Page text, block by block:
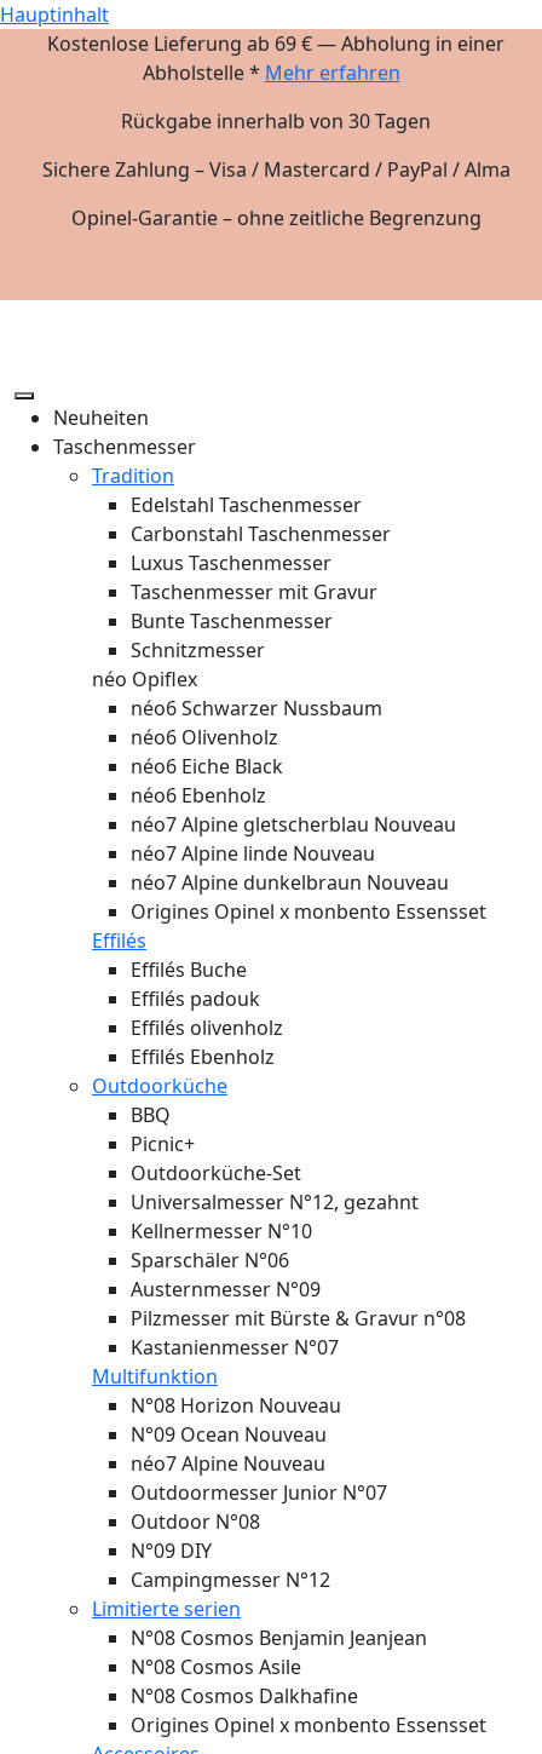
Hauptinhalt
Kostenlose Lieferung ab 69 € — Abholung in einer
Abholstelle * Mehr erfahren
Rückgabe innerhalb von 30 Tagen
Sichere Zahlung – Visa / Mastercard / PayPal / Alma
Opinel-Garantie – ohne zeitliche Begrenzung
Neuheiten
Taschenmesser
Tradition
Edelstahl Taschenmesser
Carbonstahl Taschenmesser
Luxus Taschenmesser
Taschenmesser mit Gravur
Bunte Taschenmesser
Schnitzmesser
néo Opiflex
néo6 Schwarzer Nussbaum
néo6 Olivenholz
néo6 Eiche Black
néo6 Ebenholz
néo7 Alpine gletscherblau Nouveau
néo7 Alpine linde Nouveau
néo7 Alpine dunkelbraun Nouveau
Origines Opinel x monbento Essensset
Effilés
Effilés Buche
Effilés padouk
Effilés olivenholz
Effilés Ebenholz
Outdoorküche
BBQ
Picnic+
Outdoorküche-Set
Universalmesser N°12, gezahnt
Kellnermesser N°10
Sparschäler N°06
Austernmesser N°09
Pilzmesser mit Bürste & Gravur n°08
Kastanienmesser N°07
Multifunktion
N°08 Horizon Nouveau
N°09 Ocean Nouveau
néo7 Alpine Nouveau
Outdoormesser Junior N°07
Outdoor N°08
N°09 DIY
Campingmesser N°12
Limitierte serien
N°08 Cosmos Benjamin Jeanjean
N°08 Cosmos Asile
N°08 Cosmos Dalkhafine
Origines Opinel x monbento Essensset